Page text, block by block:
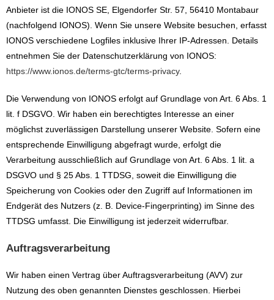
Anbieter ist die IONOS SE, Elgendorfer Str. 57, 56410 Montabaur
(nachfolgend IONOS). Wenn Sie unsere Website besuchen, erfasst
IONOS verschiedene Logfiles inklusive Ihrer IP-Adressen. Details
entnehmen Sie der Datenschutzerklärung von IONOS:
https://www.ionos.de/terms-gtc/terms-privacy.
Die Verwendung von IONOS erfolgt auf Grundlage von Art. 6 Abs. 1
lit. f DSGVO. Wir haben ein berechtigtes Interesse an einer
möglichst zuverlässigen Darstellung unserer Website. Sofern eine
entsprechende Einwilligung abgefragt wurde, erfolgt die
Verarbeitung ausschließlich auf Grundlage von Art. 6 Abs. 1 lit. a
DSGVO und § 25 Abs. 1 TTDSG, soweit die Einwilligung die
Speicherung von Cookies oder den Zugriff auf Informationen im
Endgerät des Nutzers (z. B. Device-Fingerprinting) im Sinne des
TTDSG umfasst. Die Einwilligung ist jederzeit widerrufbar.
Auftragsverarbeitung
Wir haben einen Vertrag über Auftragsverarbeitung (AVV) zur
Nutzung des oben genannten Dienstes geschlossen. Hierbei